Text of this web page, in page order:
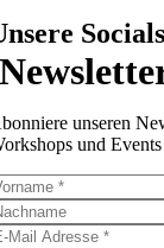
Socials
unseren
und